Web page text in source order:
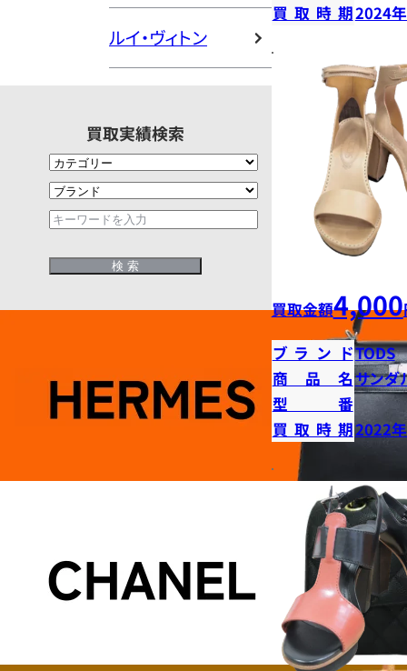
ルイ・ヴィトン
買取実績検索
買取時期2024
買取金額4,000
ブランドTODS
商品名サンダ
型番
買取時期2022